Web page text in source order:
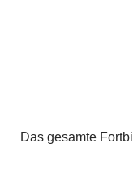
Das gesamte